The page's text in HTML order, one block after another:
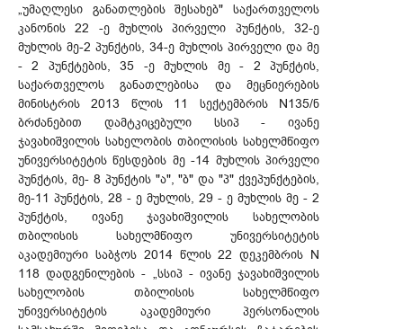
„უმაღლესი განათლების შესახებ" საქართველოს
კანონის 22 -ე მუხლის პირველი პუნქტის, 32-ე
მუხლის მე-2 პუნქტის, 34-ე მუხლის პირველი და მე
- 2 პუნქტების, 35 -ე მუხლის მე - 2 პუნქტის,
საქართველოს განათლებისა და მეცნიერების
მინისტრის 2013 წლის 11 სექტემბრის N135/ნ
ბრძანებით დამტკიცებული სსიპ - ივანე
ჯავახიშვილის სახელობის თბილისის სახელმწიფო
უნივერსიტეტის წესდების მე -14 მუხლის პირველი
პუნქტის, მე- 8 პუნქტის "ა", "ბ" და "პ" ქვეპუნქტების,
მე-11 პუნქტის, 28 - ე მუხლის, 29 - ე მუხლის მე - 2
პუნქტის, ივანე ჯავახიშვილის სახელობის
თბილისის სახელმწიფო უნივერსიტეტის
აკადემიური საბჭოს 2014 წლის 22 დეკემბრის N
118 დადგენილების - „სსიპ - ივანე ჯავახიშვილის
სახელობის თბილისის სახელმწიფო
უნივერსიტეტის აკადემიური პერსონალის